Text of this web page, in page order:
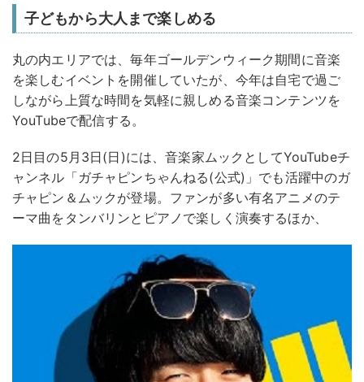
子どもから大人まで楽しめる
丸の内エリアでは、毎年ゴールデンウィーク期間に音楽
を楽しむイベントを開催していたが、今年は自宅で過ご
しながら上質な時間を気軽に親しめる音楽コンテンツを
YouTubeで配信する。
2日目の5月3日(日)には、音楽家ムックとしてYouTubeチ
ャンネル「ガチャピンちゃんねる(公式)」でも活躍中のガ
チャピン＆ムックが登場。ファンが多い有名アニメのテ
ーマ曲をタンバリンとピアノで楽しく演奏するほか、